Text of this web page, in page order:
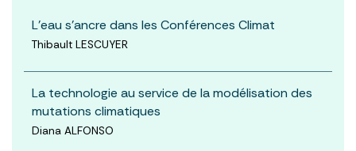
L'eau s'ancre dans les Conférences Climat
Thibault LESCUYER
La technologie au service de la modélisation des
mutations climatiques
Diana ALFONSO